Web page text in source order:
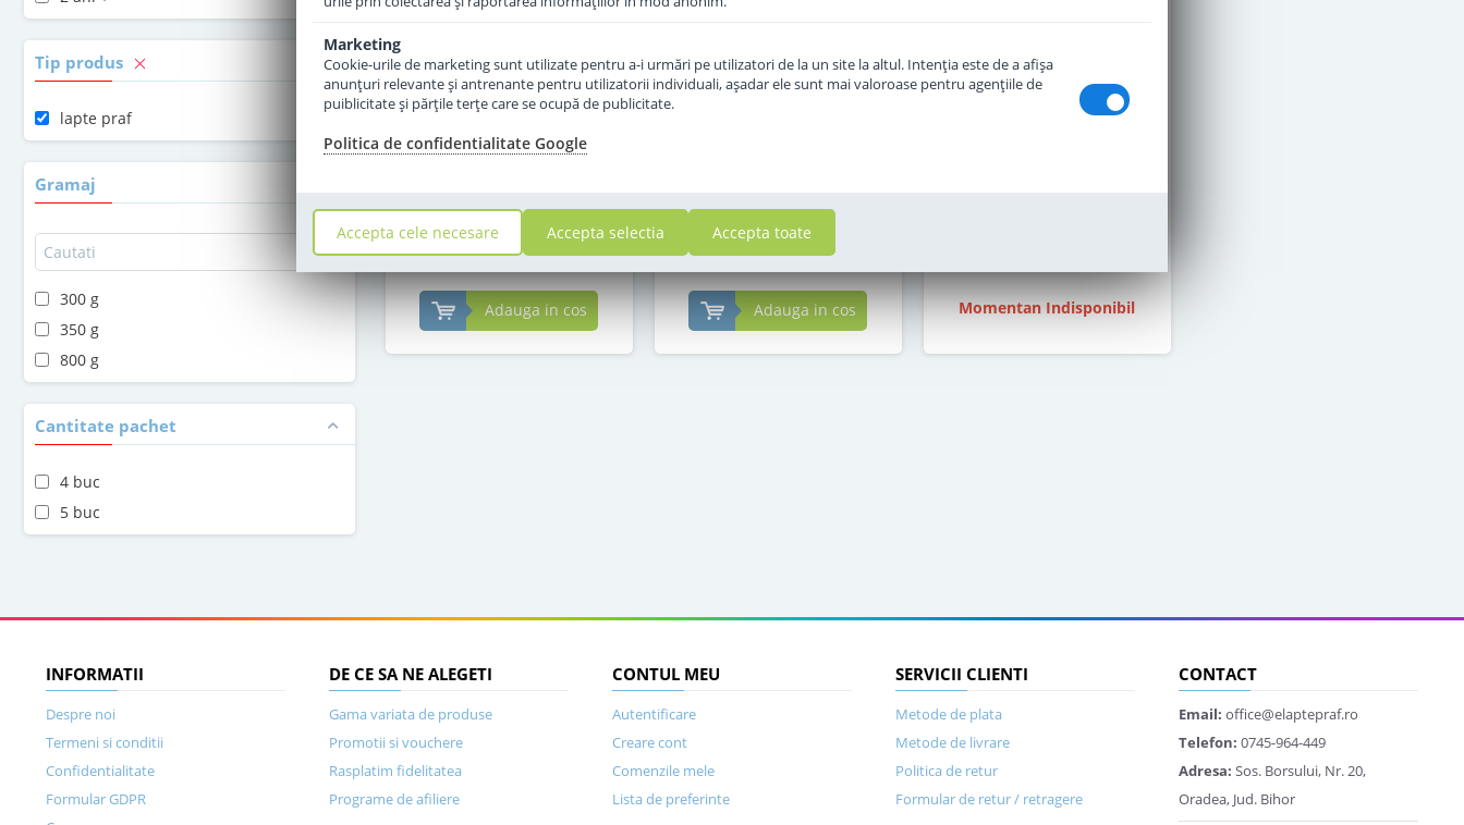
Tip produs
lapte praf
Gramaj
300 g
350 g
800 g
Cantitate pachet
4 buc
5 buc
Lapte praf Hipp 2 Organic
Combiotic de la 6 luni 300 g
37 ,50 Lei
Adauga in cos
Lapte praf Hipp 2 Organic
87 Lei
Adauga in cos
Lapte praf Hipp 2 Organic
de la 6 luni 300 g
Momentan Indisponibil
INFORMATII
Despre noi
Termeni si conditii
Confidentialitate
Formular GDPR
DE CE SA NE ALEGETI
Gama variata de produse
Promotii si vouchere
Rasplatim fidelitatea
Programe de afiliere
CONTUL MEU
Autentificare
Creare cont
Comenzile mele
Lista de preferinte
SERVICII CLIENTI
Metode de plata
Metode de livrare
Politica de retur
Formular de retur / retragere
CONTACT
Email: office@elaptepraf.ro
Telefon: 0745-964-449
Adresa: Sos. Borsului, Nr. 20,
Oradea, Jud. Bihor
Marketing
Cookie-urile de marketing sunt utilizate pentru a-i urmări pe utilizatori de la un site la altul. Intenţia este de a afişa
anunţuri relevante şi antrenante pentru utilizatorii individuali, aşadar ele sunt mai valoroase pentru agenţiile de
puiblicitate şi părţile terţe care se ocupă de publicitate.
Politica de confidentialitate Google
Accepta cele necesare Accepta selectia Accepta toate